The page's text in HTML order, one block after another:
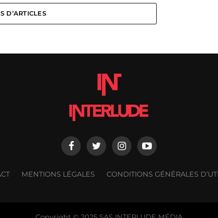
D’ARTICLES
MENTIONS LÉGALES CONDITIONS GÉNÉRALES